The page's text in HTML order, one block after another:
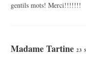
gentils mots! Merci!!!!!!!
Madame Tartine 23